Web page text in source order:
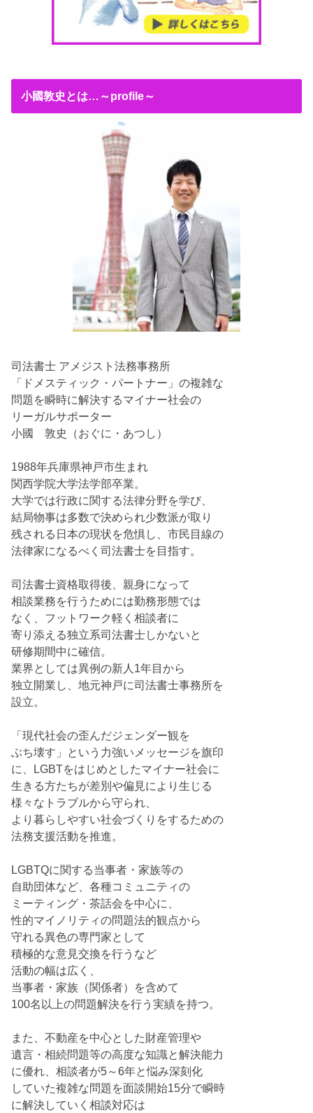
小國敦史とは…～profile～
司法書士 アメジスト法務事務所
「ドメスティック・パートナー」の複雑な
問題を瞬時に解決するマイナー社会の
リーガルサポーター
小國 敦史（おぐに・あつし）
1988年兵庫県神戸市生まれ
関西学院大学法学部卒業。
大学では行政に関する法律分野を学び、
結局物事は多数で決められ少数派が取り
残される日本の現状を危惧し、市民目線の
法律家になるべく司法書士を目指す。
司法書士資格取得後、親身になって
相談業務を行うためには勤務形態では
なく、フットワーク軽く相談者に
寄り添える独立系司法書士しかないと
研修期間中に確信。
業界としては異例の新人1年目から
独立開業し、地元神戸に司法書士事務所を
設立。
「現代社会の歪んだジェンダー観を
ぶち壊す」という力強いメッセージを旗印
に、LGBTをはじめとしたマイナー社会に
生きる方たちが差別や偏見により生じる
様々なトラブルから守られ、
より暮らしやすい社会づくりをするための
法務支援活動を推進。
LGBTQに関する当事者・家族等の
自助団体など、各種コミュニティの
ミーティング・茶話会を中心に、
性的マイノリティの問題法的観点から
守れる異色の専門家として
積極的な意見交換を行うなど
活動の幅は広く、
当事者・家族（関係者）を含めて
100名以上の問題解決を行う実績を持つ。
また、不動産を中心とした財産管理や
遺言・相続問題等の高度な知識と解決能力
に優れ、相談者が5～6年と悩み深刻化
していた複雑な問題を面談開始15分で瞬時
に解決していく相談対応は